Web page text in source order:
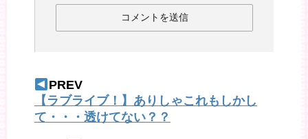
PREV
【ラブライブ！】ありしゃこれもしかし
て・・・透けてない？？